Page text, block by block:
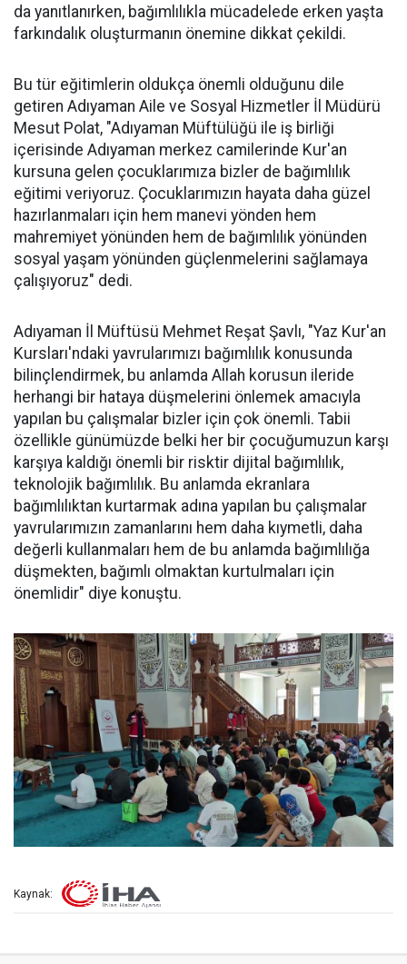
da yanıtlanırken, bağımlılıkla mücadelede erken yaşta
farkındalık oluşturmanın önemine dikkat çekildi.
Bu tür eğitimlerin oldukça önemli olduğunu dile
getiren Adıyaman Aile ve Sosyal Hizmetler İl Müdürü
Mesut Polat, "Adıyaman Müftülüğü ile iş birliği
içerisinde Adıyaman merkez camilerinde Kur'an
kursuna gelen çocuklarımıza bizler de bağımlılık
eğitimi veriyoruz. Çocuklarımızın hayata daha güzel
hazırlanmaları için hem manevi yönden hem
mahremiyet yönünden hem de bağımlılık yönünden
sosyal yaşam yönünden güçlenmelerini sağlamaya
çalışıyoruz" dedi.
Adıyaman İl Müftüsü Mehmet Reşat Şavlı, "Yaz Kur'an
Kursları'ndaki yavrularımızı bağımlılık konusunda
bilinçlendirmek, bu anlamda Allah korusun ileride
herhangi bir hataya düşmelerini önlemek amacıyla
yapılan bu çalışmalar bizler için çok önemli. Tabii
özellikle günümüzde belki her bir çocuğumuzun karşı
karşıya kaldığı önemli bir risktir dijital bağımlılık,
teknolojik bağımlılık. Bu anlamda ekranlara
bağımlılıktan kurtarmak adına yapılan bu çalışmalar
yavrularımızın zamanlarını hem daha kıymetli, daha
değerli kullanmaları hem de bu anlamda bağımlılığa
düşmekten, bağımlı olmaktan kurtulmaları için
önemlidir" diye konuştu.
Kaynak: